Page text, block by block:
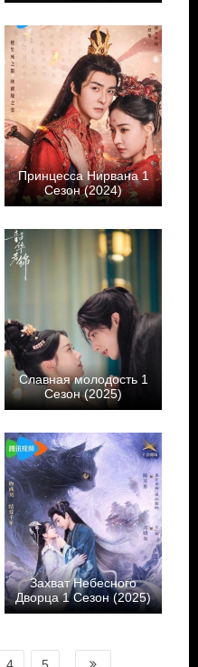
Принцесса Нирвана 1
Сезон (2024)
Славная молодость 1
Сезон (2025)
Захват Небесного
Дворца 1 Сезон (2025)